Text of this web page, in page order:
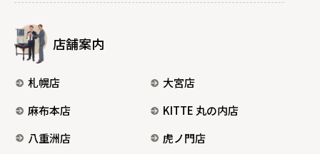
店舗案内
札幌店
大宮店
麻布本店
KITTE 丸の内店
八重洲店
虎ノ門店